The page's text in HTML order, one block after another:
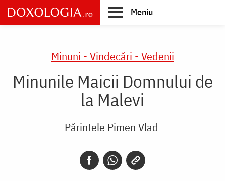
Skip
to
main
Meniu
Minuni - Vindecări - Vedenii
Minunile Maicii Domnului de
la Malevi
Părintele Pimen Vlad